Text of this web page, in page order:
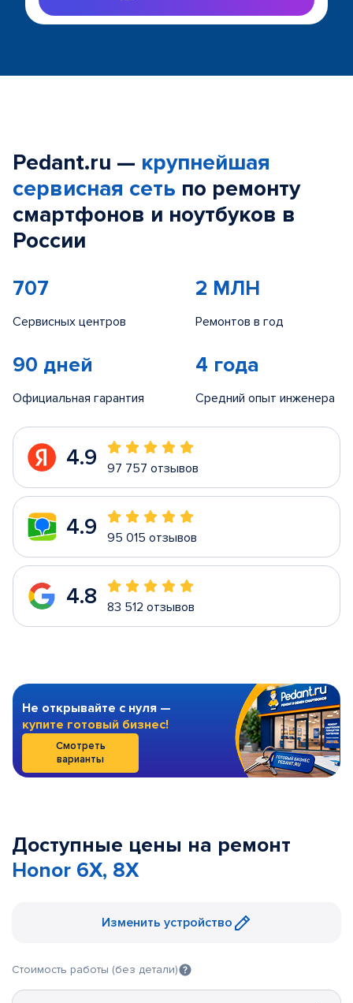
Pedant.ru — крупнейшая
сервисная сеть по ремонту
смартфонов и ноутбуков в
России
707
Сервисных центров
2 МЛН
Ремонтов в год
90 дней
Официальная гарантия
4 года
Средний опыт инженера
4.9 97 757 отзывов
4.9 95 015 отзывов
4.8 83 512 отзывов
Не открывайте с нуля —
купите готовый бизнес!
Смотреть
варианты
Доступные цены на ремонт
Honor 6X, 8X
Изменить устройство
Стоимость работы (без детали)